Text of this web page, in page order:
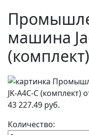
машина
(комплект)
43 227.49 руб.
Количество: